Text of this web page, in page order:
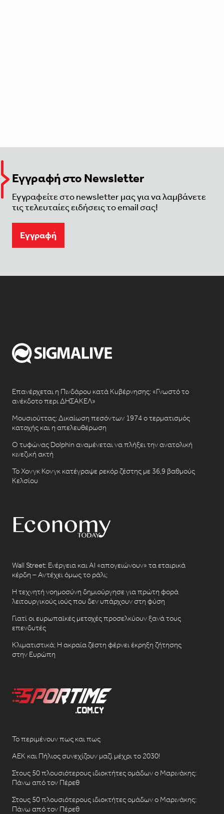
Εγγραφή στο Newsletter
Εγγραφείτε στο newsletter μας για να λαμβάνετε
τις τελευταίες ειδήσεις το email σας!
Eγγραφή
Επανέρχεται η Πινδάρου κατά Κυβέρνησης: «Γνωστό το
ανέκδοτο περι ΔΗΣΑΚΕΛ»
Μουσιούττας: Δικαίωση πεσόντων 1974 ο τερματισμός
κατοχής και η απελευθέρωση
Ο τυφώνας Dolphin αναμένεται να πλήξει την ανατολική
κινεζική ακτή
Το Χονγκ Κονγκ κατέγραψε ρεκόρ ζέστης με 36,9 βαθμούς
Κελσίου
Wall Street: Ενέργεια και AI «απογειώνουν» τα εταιρικά
κέρδη – Αντέχει όμως το ράλι;
Η τεχνητή νοημοσύνη δημιούργησε για πρώτη φορά
λειτουργικούς ιούς που δεν υπάρχουν στη φύση
Γιατί οι ευρωπαϊκές μετοχές προσελκύουν ξανά τους
επενδυτές
Κλιματιστικά: Η ακραία ζέστη φέρνει έκρηξη ζήτησης
στην Ευρώπη
Το περιμένουν πως και πως
ΑΕΚ και Πήλιος συνεχίζουν μαζί μέχρι το 2030!
Στους 50 πλουσιότερους ιδιοκτήτες ομάδων ο Μαρινάκης:
Πάνω από τον Πέρεθ
Στους 50 πλουσιότερους ιδιοκτήτες ομάδων ο Μαρινάκης:
Πάνω από τον Πέρεθ